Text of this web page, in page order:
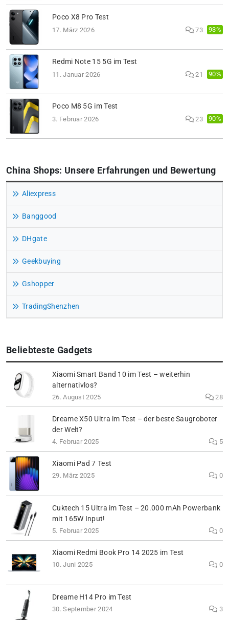
Poco X8 Pro Test
17. März 2026 73 93%
Redmi Note 15 5G im Test
11. Januar 2026 21 90%
Poco M8 5G im Test
3. Februar 2026 23 90%
China Shops: Unsere Erfahrungen und Bewertung
Aliexpress
Banggood
DHgate
Geekbuying
Gshopper
TradingShenzhen
Beliebteste Gadgets
Xiaomi Smart Band 10 im Test – weiterhin
alternativlos?
26. August 2025 28
Dreame X50 Ultra im Test – der beste Saugroboter
der Welt?
4. Februar 2025 5
Xiaomi Pad 7 Test
29. März 2025 0
Cuktech 15 Ultra im Test – 20.000 mAh Powerbank
mit 165W Input!
5. Februar 2025 0
Xiaomi Redmi Book Pro 14 2025 im Test
10. Juni 2025 0
Dreame H14 Pro im Test
30. September 2024 3